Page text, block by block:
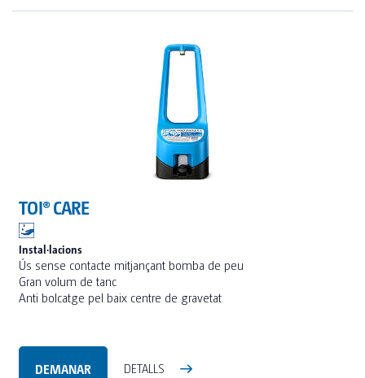
TOI® CARE
Instal·lacions
Ús sense contacte mitjançant bomba de peu
Gran volum de tanc
Anti bolcatge pel baix centre de gravetat
DEMANAR DETALLS